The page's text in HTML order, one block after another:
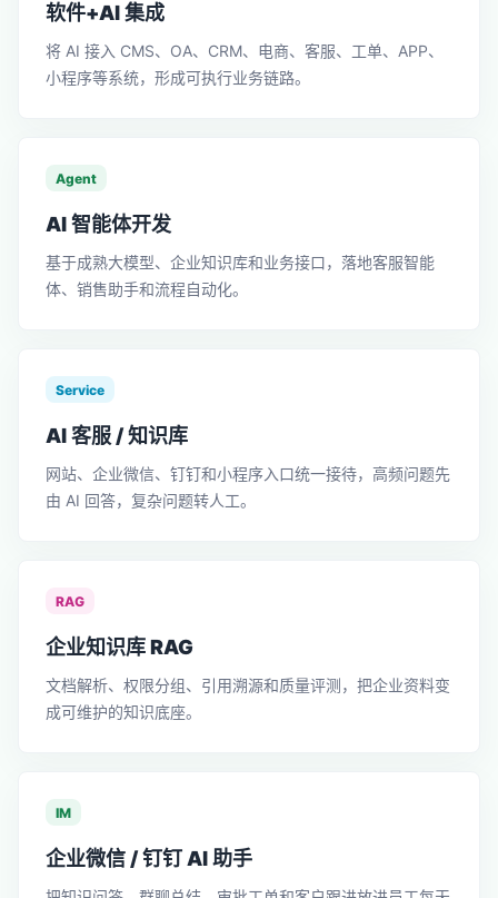
软件+AI 集成
将 AI 接入 CMS、OA、CRM、电商、客服、工单、APP、
小程序等系统，形成可执行业务链路。
Agent
AI 智能体开发
基于成熟大模型、企业知识库和业务接口，落地客服智能
体、销售助手和流程自动化。
Service
AI 客服 / 知识库
网站、企业微信、钉钉和小程序入口统一接待，高频问题先
由 AI 回答，复杂问题转人工。
RAG
企业知识库 RAG
文档解析、权限分组、引用溯源和质量评测，把企业资料变
成可维护的知识底座。
IM
企业微信 / 钉钉 AI 助手